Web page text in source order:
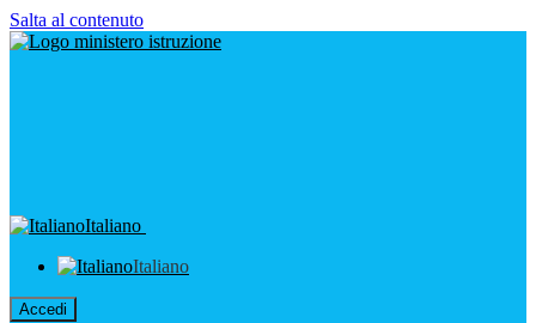
Salta al contenuto
Italiano
Italiano
Accedi